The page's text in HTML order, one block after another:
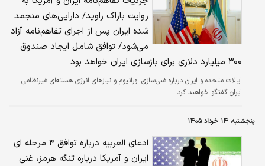
روایت باراک راوید/ دارایی‌های منجمد
شده ایران پس از اجرای تفاهم‌نامه آزاد
می‌‌شود/ توافق شامل ایجاد صندوق
۳۰۰ میلیارد دلاری برای بازسازی ایران خواهد بود
ایالات متحده و ایران درباره غنی‌سازی اورانیوم و نیازهای انرژی هسته‌ای غیرنظامی
ایران گفتگو خواهند کرد.
پنجشنبه، ۱۴ خرداد ۱۴۰۵
ادعای العربیه درباره توافق ۴ مرحله ای
ایران و آمریکا درباره تنگه هرمز، غنی